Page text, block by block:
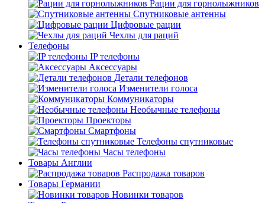
Рации для горнолыжников
Спутниковые антенны
Цифровые рации
Чехлы для раций
Телефоны
IP телефоны
Аксессуары
Детали телефонов
Изменители голоса
Коммуникаторы
Необычные телефоны
Проекторы
Смартфоны
Телефоны спутниковые
Часы телефоны
Товары Англии
Распродажа товаров
Товары Германии
Новинки товаров